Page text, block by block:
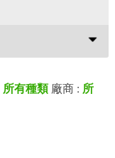
所有種類廠商 : 所